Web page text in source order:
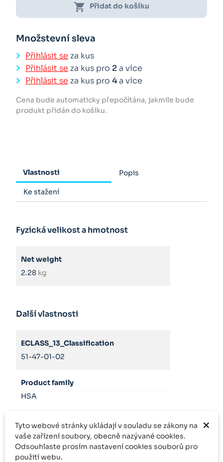
shopping_cart Přidat do košíku
Množstevní sleva
Přihlásit se za kus
Přihlásit se za kus pro 2a více
Přihlásit se za kus pro4a více
Cena bude automaticky přepočítána, jakmile bude
produkt přidán do košíku.
Vlastnosti Popis
Ke stažení
Fyzická velikost a hmotnost
Net weight
2.28 kg
Další vlastnosti
ECLASS_13_Classification
51-47-01-02
Product family
HSA
×
Tyto webové stránky ukládají v souladu se zákony na
vaše zařízení soubory, obecně nazývané cookies.
Odsouhlaste prosím nastavení cookies souborů pro
použití webu.